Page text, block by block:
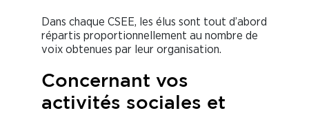
Dans chaque CSEE, les élus sont tout d’abord
répartis proportionnellement au nombre de
voix obtenues par leur organisation.
Concernant vos
activités sociales et